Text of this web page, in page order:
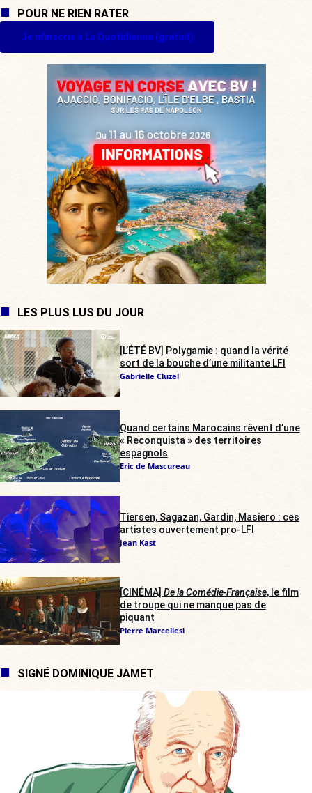
POUR NE RIEN RATER
Je m'inscris à La Quotidienne (gratuit)
LES PLUS LUS DU JOUR
[L’ÉTÉ BV] Polygamie : quand la vérité
sort de la bouche d’une militante LFI
Gabrielle Cluzel
Quand certains Marocains rêvent d’une
« Reconquista » des territoires
espagnols
Eric de Mascureau
Tiersen, Sagazan, Gardin, Masiero : ces
artistes ouvertement pro-LFI
Jean Kast
[CINÉMA] De la Comédie-Française, le film
de troupe qui ne manque pas de
piquant
Pierre Marcellesi
SIGNÉ DOMINIQUE JAMET